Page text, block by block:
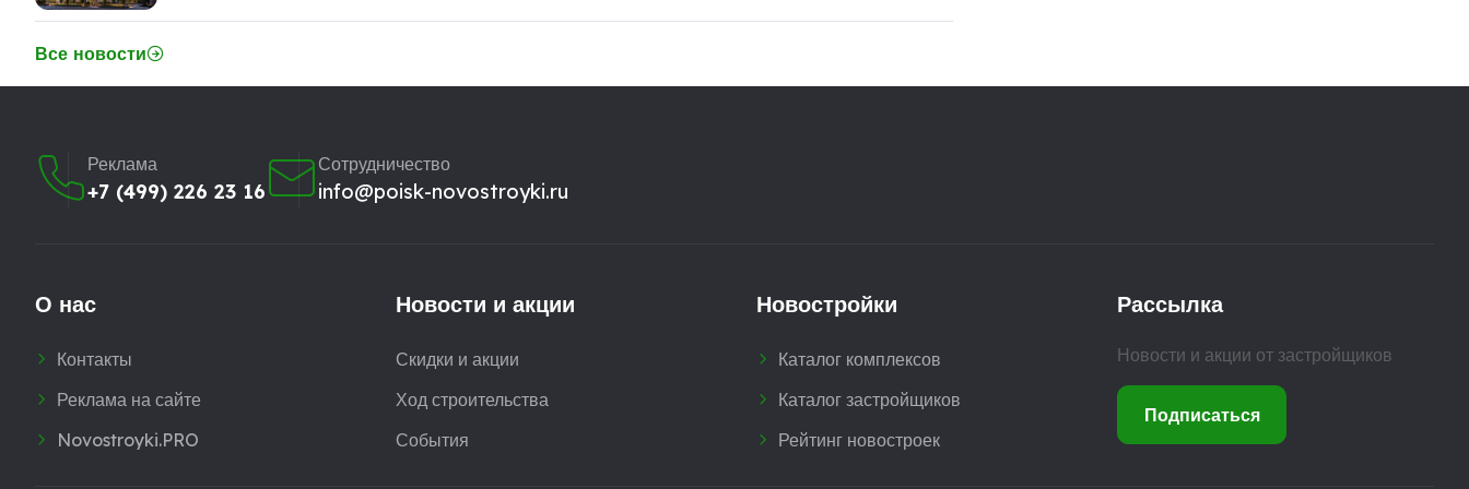
Все новости
Реклама
+7 (499) 226 23 16
Сотрудничество
info@poisk-novostroyki.ru
О нас
Контакты
Реклама на сайте
Novostroyki.PRO
Новости и акции
Скидки и акции
Ход строительства
События
Новостройки
Каталог комплексов
Каталог застройщиков
Рейтинг новостроек
Рассылка
Новости и акции от застройщиков
Подписаться